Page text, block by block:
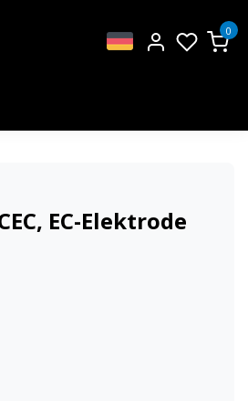
0
EC-Elektrode